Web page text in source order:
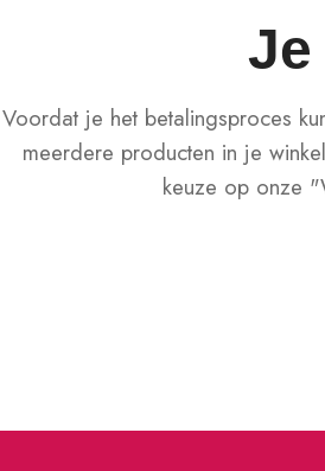
Je
Voordat je het betalingsproces
meerdere producten in je
keuze op onze